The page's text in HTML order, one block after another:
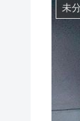
未